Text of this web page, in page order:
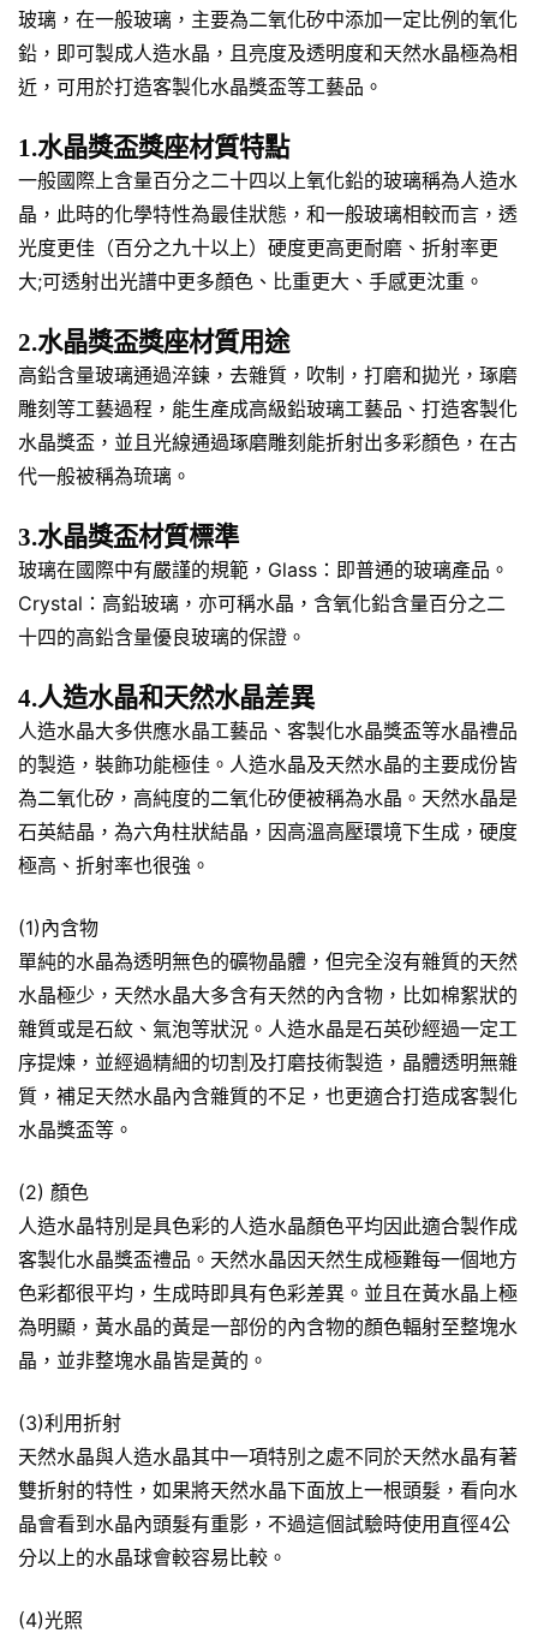
玻璃，在一般玻璃，主要為二氧化矽中添加一定比例的氧化
鉛，即可製成人造水晶，且亮度及透明度和天然水晶極為相
近，可用於打造客製化水晶獎盃等工藝品。
1.水晶獎盃獎座材質特點
一般國際上含量百分之二十四以上氧化鉛的玻璃稱為人造水
晶，此時的化學特性為最佳狀態，和一般玻璃相較而言，透
光度更佳（百分之九十以上）硬度更高更耐磨、折射率更
大;可透射出光譜中更多顏色、比重更大、手感更沈重。
2.水晶獎盃獎座材質用途
高鉛含量玻璃通過淬鍊，去雜質，吹制，打磨和拋光，琢磨
雕刻等工藝過程，能生產成高級鉛玻璃工藝品、打造客製化
水晶獎盃，並且光線通過琢磨雕刻能折射出多彩顏色，在古
代一般被稱為琉璃。
3.水晶獎盃材質標準
玻璃在國際中有嚴謹的規範，Glass：即普通的玻璃產品。
Crystal：高鉛玻璃，亦可稱水晶，含氧化鉛含量百分之二
十四的高鉛含量優良玻璃的保證。
4.人造水晶和天然水晶差異
人造水晶大多供應水晶工藝品、客製化水晶獎盃等水晶禮品
的製造，裝飾功能極佳。人造水晶及天然水晶的主要成份皆
為二氧化矽，高純度的二氧化矽便被稱為水晶。天然水晶是
石英結晶，為六角柱狀結晶，因高溫高壓環境下生成，硬度
極高、折射率也很強。
(1)內含物
單純的水晶為透明無色的礦物晶體，但完全沒有雜質的天然
水晶極少，天然水晶大多含有天然的內含物，比如棉絮狀的
雜質或是石紋、氣泡等狀況。人造水晶是石英砂經過一定工
序提煉，並經過精細的切割及打磨技術製造，晶體透明無雜
質，補足天然水晶內含雜質的不足，也更適合打造成客製化
水晶獎盃等。
(2) 顏色
人造水晶特別是具色彩的人造水晶顏色平均因此適合製作成
客製化水晶獎盃禮品。天然水晶因天然生成極難每一個地方
色彩都很平均，生成時即具有色彩差異。並且在黃水晶上極
為明顯，黃水晶的黃是一部份的內含物的顏色輻射至整塊水
晶，並非整塊水晶皆是黃的。
(3)利用折射
天然水晶與人造水晶其中一項特別之處不同於天然水晶有著
雙折射的特性，如果將天然水晶下面放上一根頭髮，看向水
晶會看到水晶內頭髮有重影，不過這個試驗時使用直徑4公
分以上的水晶球會較容易比較。
(4)光照